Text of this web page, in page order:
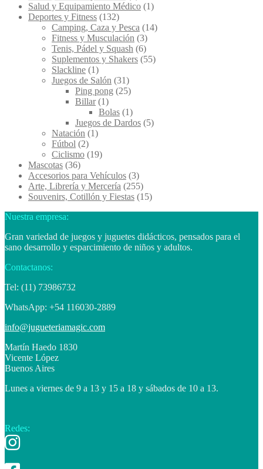
Salud y Equipamiento Médico (1)
Deportes y Fitness (132)
Camping, Caza y Pesca (14)
Fitness y Musculación (3)
Tenis, Pádel y Squash (6)
Suplementos y Shakers (55)
Slackline (1)
Juegos de Salón (31)
Ping pong (25)
Billar (1)
Bolas (1)
Juegos de Dardos (5)
Natación (1)
Fútbol (2)
Ciclismo (19)
Mascotas (36)
Accesorios para Vehículos (3)
Arte, Librería y Mercería (255)
Souvenirs, Cotillón y Fiestas (15)
Nuestra empresa:
Gran variedad de juegos y juguetes didácticos, pensados para el
sano desarrollo y esparcimiento de niños y adultos.
Contactanos:
Tel: (11) 73986732
WhatsApp: +54 116030-2889
info@jugueteriamagic.com
Martín Haedo 1830
Vicente López
Buenos Aires
Lunes a viernes de 9 a 13 y 15 a 18 y sábados de 10 a 13.
Redes: